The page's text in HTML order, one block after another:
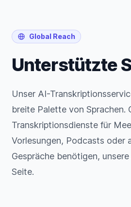
Global Reach
Unterstützte
Unser AI-
breite Palette von Sprachen.
Transkriptionsdienste für
Vorlesungen, Podcasts oder
Gespräche benötigen,
Seite.